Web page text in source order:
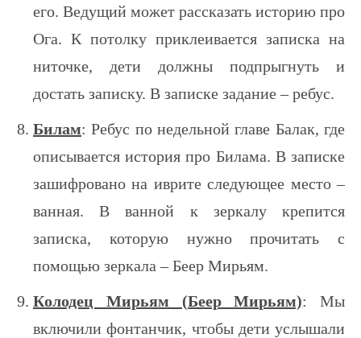
его. Ведущий может рассказать историю про
Ога. К потолку приклеивается записка на
ниточке, дети должны подпрыгнуть и
достать записку. В записке задание – ребус.
Билам: Ребус по недельной главе Балак, где
описывается история про Билама. В записке
зашифровано на иврите следующее место –
ванная. В ванной к зеркалу крепится
записка, которую нужно прочитать с
помощью зеркала – Беер Мирьям.
Колодец Мирьям (Беер Мирьям): Мы
включили фонтанчик, чтобы дети услышали